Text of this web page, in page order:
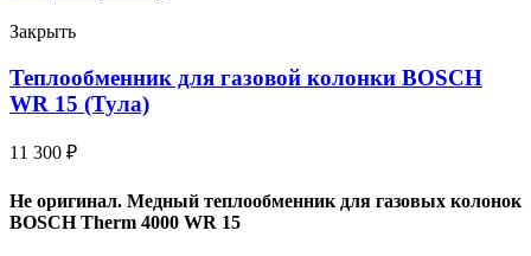
Закрыть
Теплообменник для газовой колонки BOSCH
WR 15 (Тула)
11 300 ₽
Не оригинал. Медный теплообменник для газовых колонок
BOSCH Therm 4000 WR 15